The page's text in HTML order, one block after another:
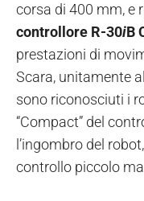
corsa di 400 mm, e
controllore R-30iB
prestazioni di
Scara, unitamente
sono riconosciuti i
“Compact” del
l’ingombro del
controllo piccolo